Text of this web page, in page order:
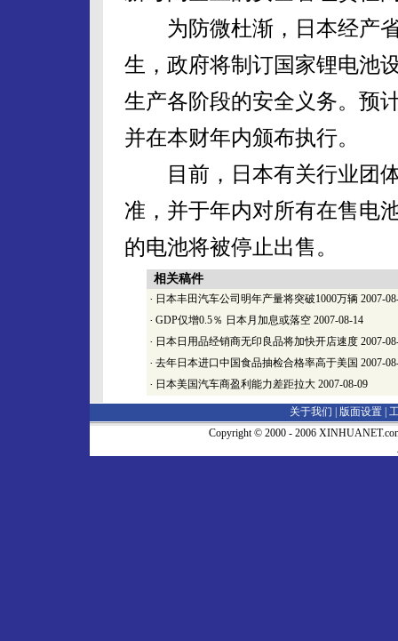
为防微杜渐，日本经产省
生，政府将制订国家锂电池
生产各阶段的安全义务。预
并在本财年内颁布执行。
目前，日本有关行业团体
准，并于年内对所有在售电
的电池将被停止出售。
相关稿件
· 日本丰田汽车公司明年产量将突破1000万辆 2007-
· GDP仅增0.5％ 日本月加息或落空 2007-08-14
· 日本日用品经销商无印良品将加快开店速度 2007-
· 去年日本进口中国食品抽检合格率高于美国 2007-
· 日本美国汽车商盈利能力差距拉大 2007-08-09
关于我们 | 版面设置
Copyright © 2000 - 2006